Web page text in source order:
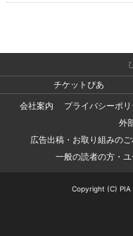
チケットぴあ
会社案内
プライバシーポリ
外
広告出稿・お取り組みの
一般の読者の方・
Copyright (C) PIA